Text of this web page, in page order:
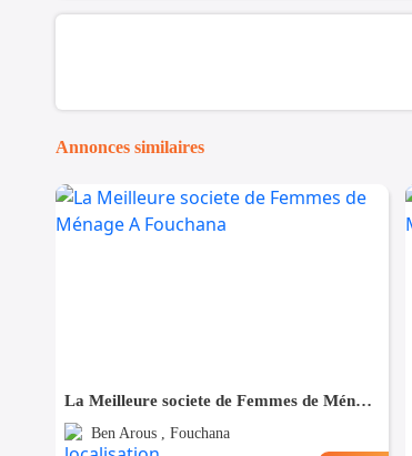
Annonces similaires
La Meilleure societe de Femmes de Ménage A Fouchana
Ben Arous , Fouchana